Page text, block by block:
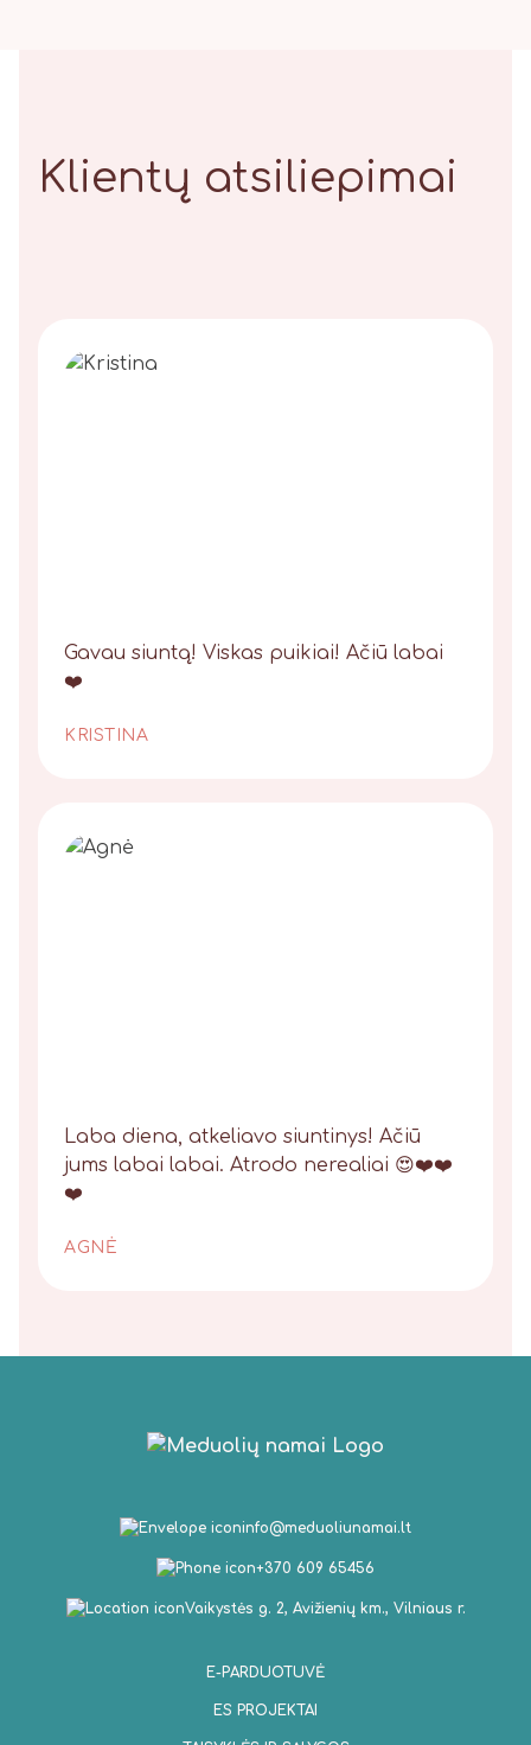
Klientų atsiliepimai
Gavau siuntą! Viskas puikiai! Ačiū labai
❤️
KRISTINA
Laba diena, atkeliavo siuntinys! Ačiū
jums labai labai. Atrodo nerealiai 😍❤️❤️
❤️
AGNĖ
info@meduoliunamai.lt
+370 609 65456
Vaikystės g. 2, Avižienių km., Vilniaus r.
E-PARDUOTUVĖ
ES PROJEKTAI